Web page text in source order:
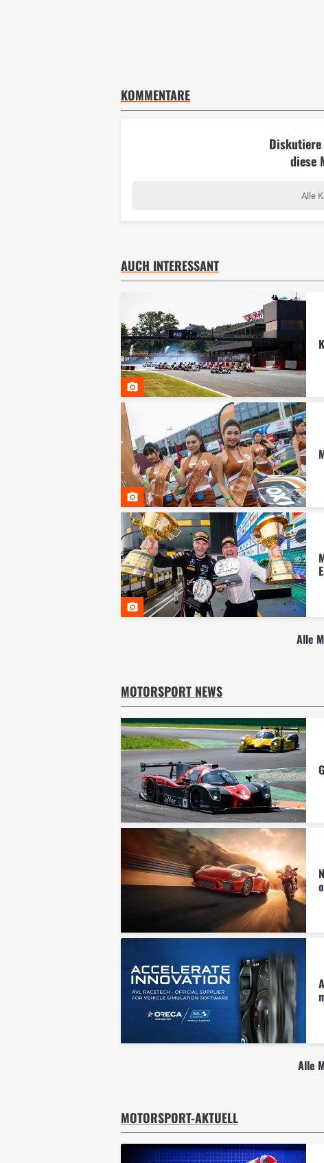
KOMMENTARE
diese
Alle
AUCH INTERESSANT
Alle
MOTORSPORT NEWS
Alle
MOTORSPORT-AKTUELL